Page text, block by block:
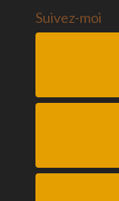
Suivez-moi